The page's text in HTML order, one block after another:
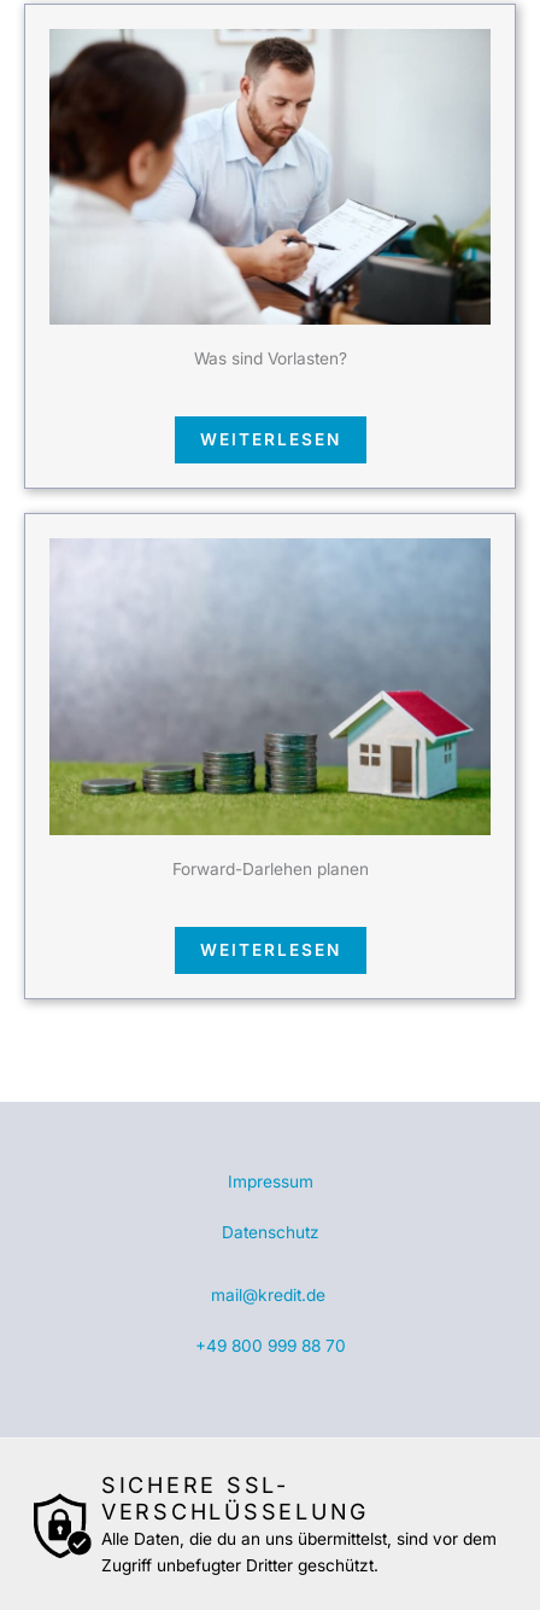
Was sind Vorlasten?
WEITERLESEN
Forward-Darlehen planen
WEITERLESEN
Impressum
Datenschutz
mail@kredit.de
+49 800 999 88 70
SICHERE SSL-
VERSCHLÜSSELUNG
Alle Daten, die du an uns übermittelst, sind vor dem
Zugriff unbefugter Dritter geschützt.